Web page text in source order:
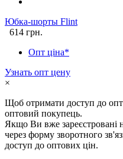
Юбка-шорты Flint
614 грн.
Опт ціна*
Узнать опт цену
×
Щоб отримати доступ до
оптовий покупець.
Якщо Ви вже зареєстровані
через форму зворотного
доступ до оптових цін.